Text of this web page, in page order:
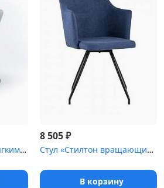
Стул Marco М2 L4 с мягким сиденьем [(окрашенный каркас)]
8 505₽
Стул «Стилтон вращающийся» с мягким сиденьем [(окрашенный каркас)...
В корзину